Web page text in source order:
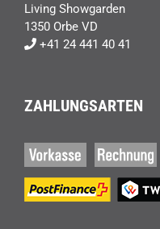
Living Showgarden
1350 Orbe VD
+41 24 441 40 41
ZAHLUNGSARTEN